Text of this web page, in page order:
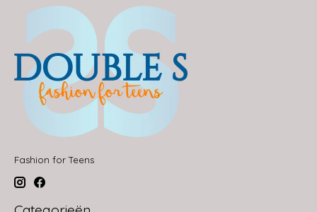
Fashion for Teens